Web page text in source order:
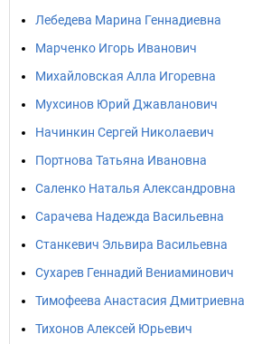
Лебедева Марина Геннадиевна
Марченко Игорь Иванович
Михайловская Алла Игоревна
Мухсинов Юрий Джавланович
Начинкин Сергей Николаевич
Портнова Татьяна Ивановна
Саленко Наталья Александровна
Сарачева Надежда Васильевна
Станкевич Эльвира Васильевна
Сухарев Геннадий Вениаминович
Тимофеева Анастасия Дмитриевна
Тихонов Алексей Юрьевич